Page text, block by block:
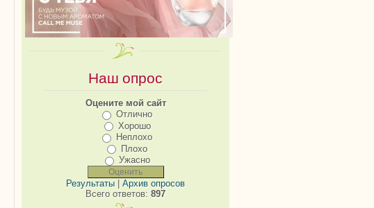
Наш опрос
Оцените мой сайт
Отлично
Хорошо
Неплохо
Плохо
Ужасно
Результаты | Архив опросов
Всего ответов: 897